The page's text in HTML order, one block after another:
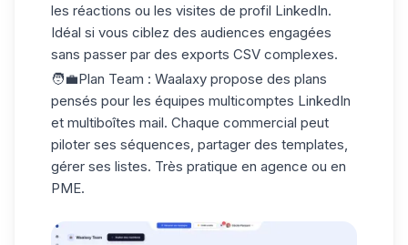
les réactions ou les visites de profil LinkedIn.
Idéal si vous ciblez des audiences engagées
sans passer par des exports CSV complexes.
🧑‍💼Plan Team : Waalaxy propose des plans
pensés pour les équipes multicomptes LinkedIn
et multiboîtes mail. Chaque commercial peut
piloter ses séquences, partager des templates,
gérer ses listes. Très pratique en agence ou en
PME.